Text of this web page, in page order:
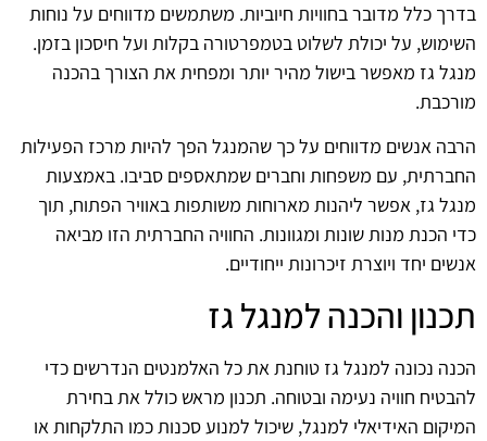
בדרך כלל מדובר בחוויות חיוביות. משתמשים מדווחים על נוחות
השימוש, על יכולת לשלוט בטמפרטורה בקלות ועל חיסכון בזמן.
מנגל גז מאפשר בישול מהיר יותר ומפחית את הצורך בהכנה
מורכבת.
הרבה אנשים מדווחים על כך שהמנגל הפך להיות מרכז הפעילות
החברתית, עם משפחות וחברים שמתאספים סביבו. באמצעות
מנגל גז, אפשר ליהנות מארוחות משותפות באוויר הפתוח, תוך
כדי הכנת מנות שונות ומגוונות. החוויה החברתית הזו מביאה
אנשים יחד ויוצרת זיכרונות ייחודיים.
תכנון והכנה למנגל גז
הכנה נכונה למנגל גז טוחנת את כל האלמנטים הנדרשים כדי
להבטיח חוויה נעימה ובטוחה. תכנון מראש כולל את בחירת
המיקום האידיאלי למנגל, שיכול למנוע סכנות כמו התלקחות או